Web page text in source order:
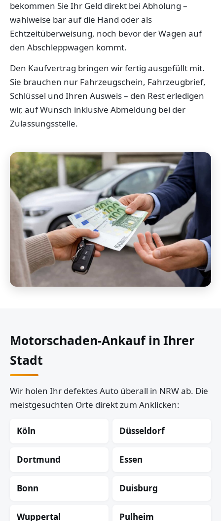
bekommen Sie Ihr Geld direkt bei Abholung –
wahlweise bar auf die Hand oder als
Echtzeitüberweisung, noch bevor der Wagen auf
den Abschleppwagen kommt.
Den Kaufvertrag bringen wir fertig ausgefüllt mit.
Sie brauchen nur Fahrzeugschein, Fahrzeugbrief,
Schlüssel und Ihren Ausweis – den Rest erledigen
wir, auf Wunsch inklusive Abmeldung bei der
Zulassungsstelle.
Motorschaden-Ankauf in Ihrer
Stadt
Wir holen Ihr defektes Auto überall in NRW ab. Die
meistgesuchten Orte direkt zum Anklicken:
Köln Düsseldorf
Dortmund Essen
Bonn Duisburg
Wuppertal Pulheim